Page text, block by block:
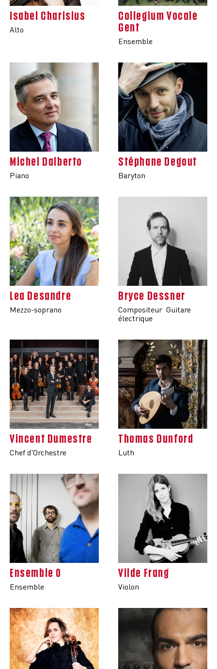
Isabel Charisius
Alto
Collegium Vocale
Gent
Ensemble
Michel Dalberto
Piano
Stéphane Degout
Baryton
Lea Desandre
Mezzo-soprano
Bryce Dessner
Compositeur Guitare
électrique
Vincent Dumestre
Chef d'Orchestre
Thomas Dunford
Luth
Ensemble 0
Ensemble
Vilde Frang
Violon